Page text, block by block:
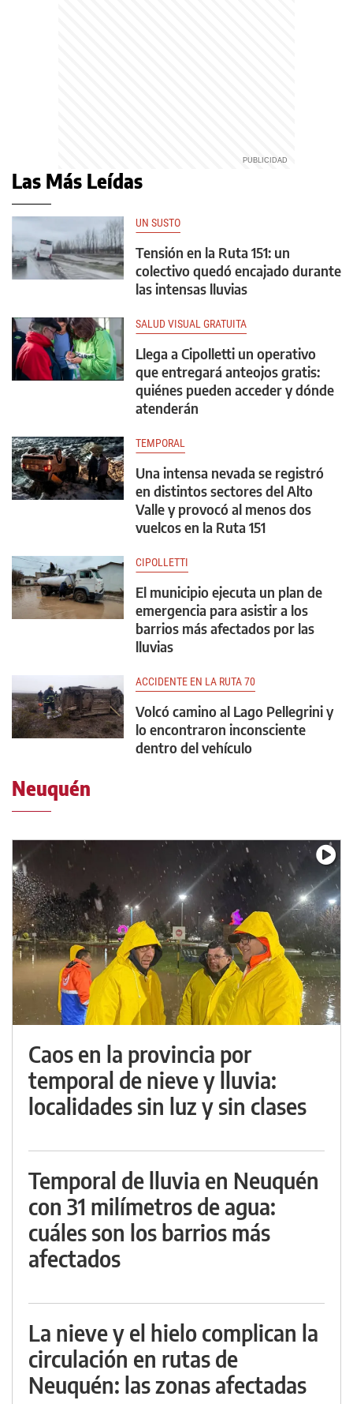
Las Más Leídas
UN SUSTO
Tensión en la Ruta 151: un
colectivo quedó encajado durante
las intensas lluvias
SALUD VISUAL GRATUITA
Llega a Cipolletti un operativo
que entregará anteojos gratis:
quiénes pueden acceder y dónde
atenderán
TEMPORAL
Una intensa nevada se registró
en distintos sectores del Alto
Valle y provocó al menos dos
vuelcos en la Ruta 151
CIPOLLETTI
El municipio ejecuta un plan de
emergencia para asistir a los
barrios más afectados por las
lluvias
ACCIDENTE EN LA RUTA 70
Volcó camino al Lago Pellegrini y
lo encontraron inconsciente
dentro del vehículo
Neuquén
Caos en la provincia por
temporal de nieve y lluvia:
localidades sin luz y sin clases
Temporal de lluvia en Neuquén
con 31 milímetros de agua:
cuáles son los barrios más
afectados
La nieve y el hielo complican la
circulación en rutas de
Neuquén: las zonas afectadas